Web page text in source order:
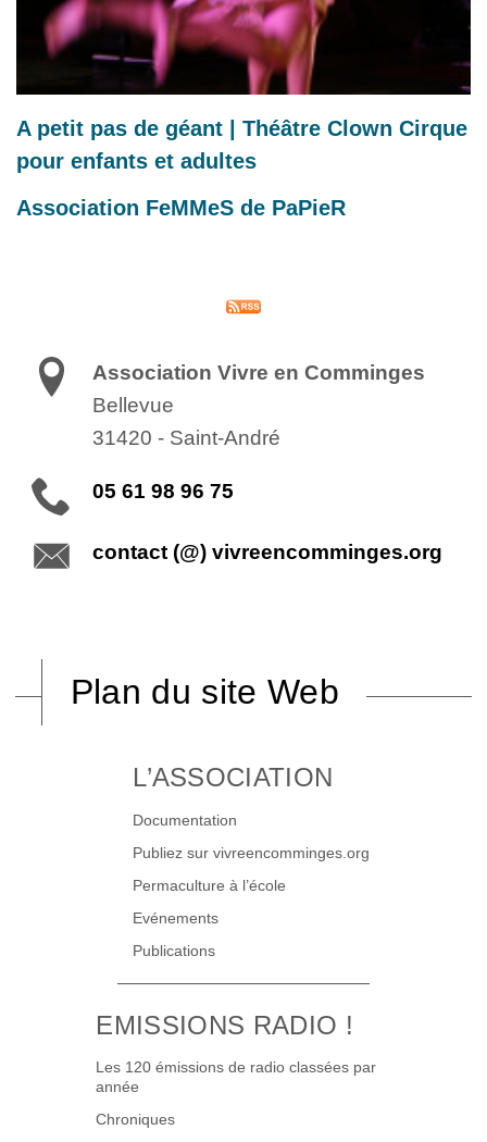
A petit pas de géant | Théâtre Clown Cirque
pour enfants et adultes
Association FeMMeS de PaPieR
Association Vivre en Comminges
Bellevue
31420 - Saint-André
05 61 98 96 75
contact (@) vivreencomminges.org
Plan du site Web
L’ASSOCIATION
Documentation
Publiez sur vivreencomminges.org
Permaculture à l’école
Evénements
Publications
EMISSIONS RADIO !
Les 120 émissions de radio classées par
année
Chroniques